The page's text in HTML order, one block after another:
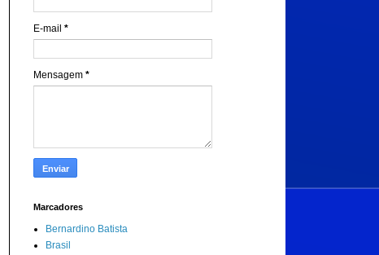
E-mail *
Mensagem *
Marcadores
Bernardino Batista
Brasil